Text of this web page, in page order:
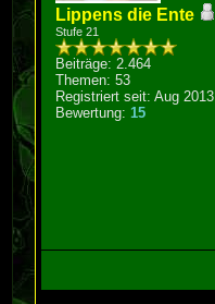
Lippens die Ente
Stufe 21
Beiträge: 2.464
Themen: 53
Registriert seit: Aug 2013
Bewertung: 15